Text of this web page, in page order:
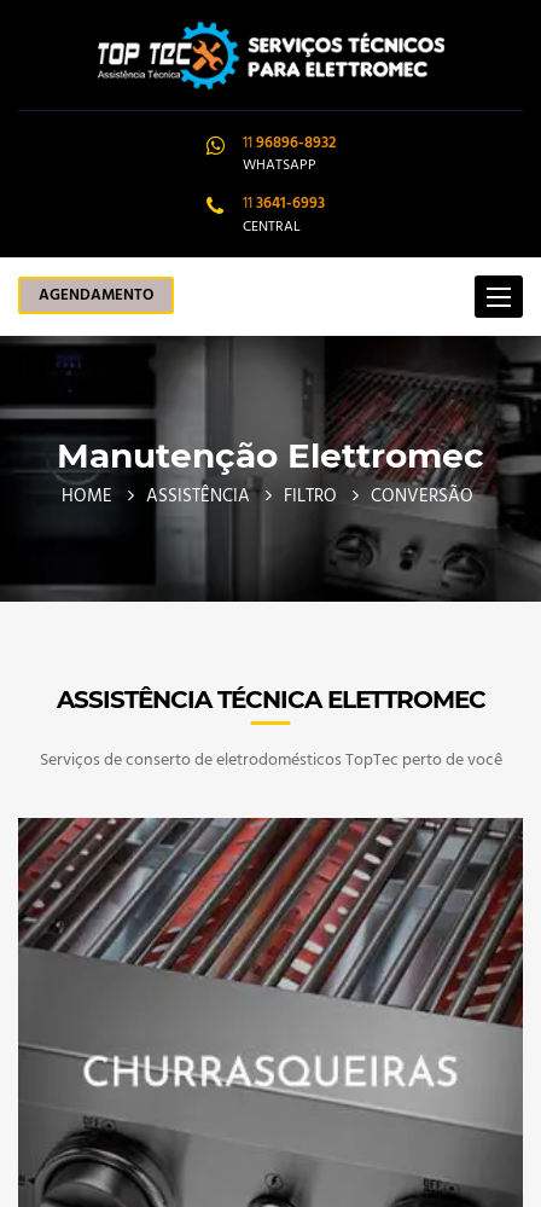
1196896-8932
WHATSAPP
113641-6993
CENTRAL
Toggle
AGENDAMENTO
Manutenção Elettromec
HOME ASSISTÊNCIA FILTRO CONVERSÃO
ASSISTÊNCIA TÉCNICA ELETTROMEC
Serviços de conserto de eletrodomésticos TopTec perto de você